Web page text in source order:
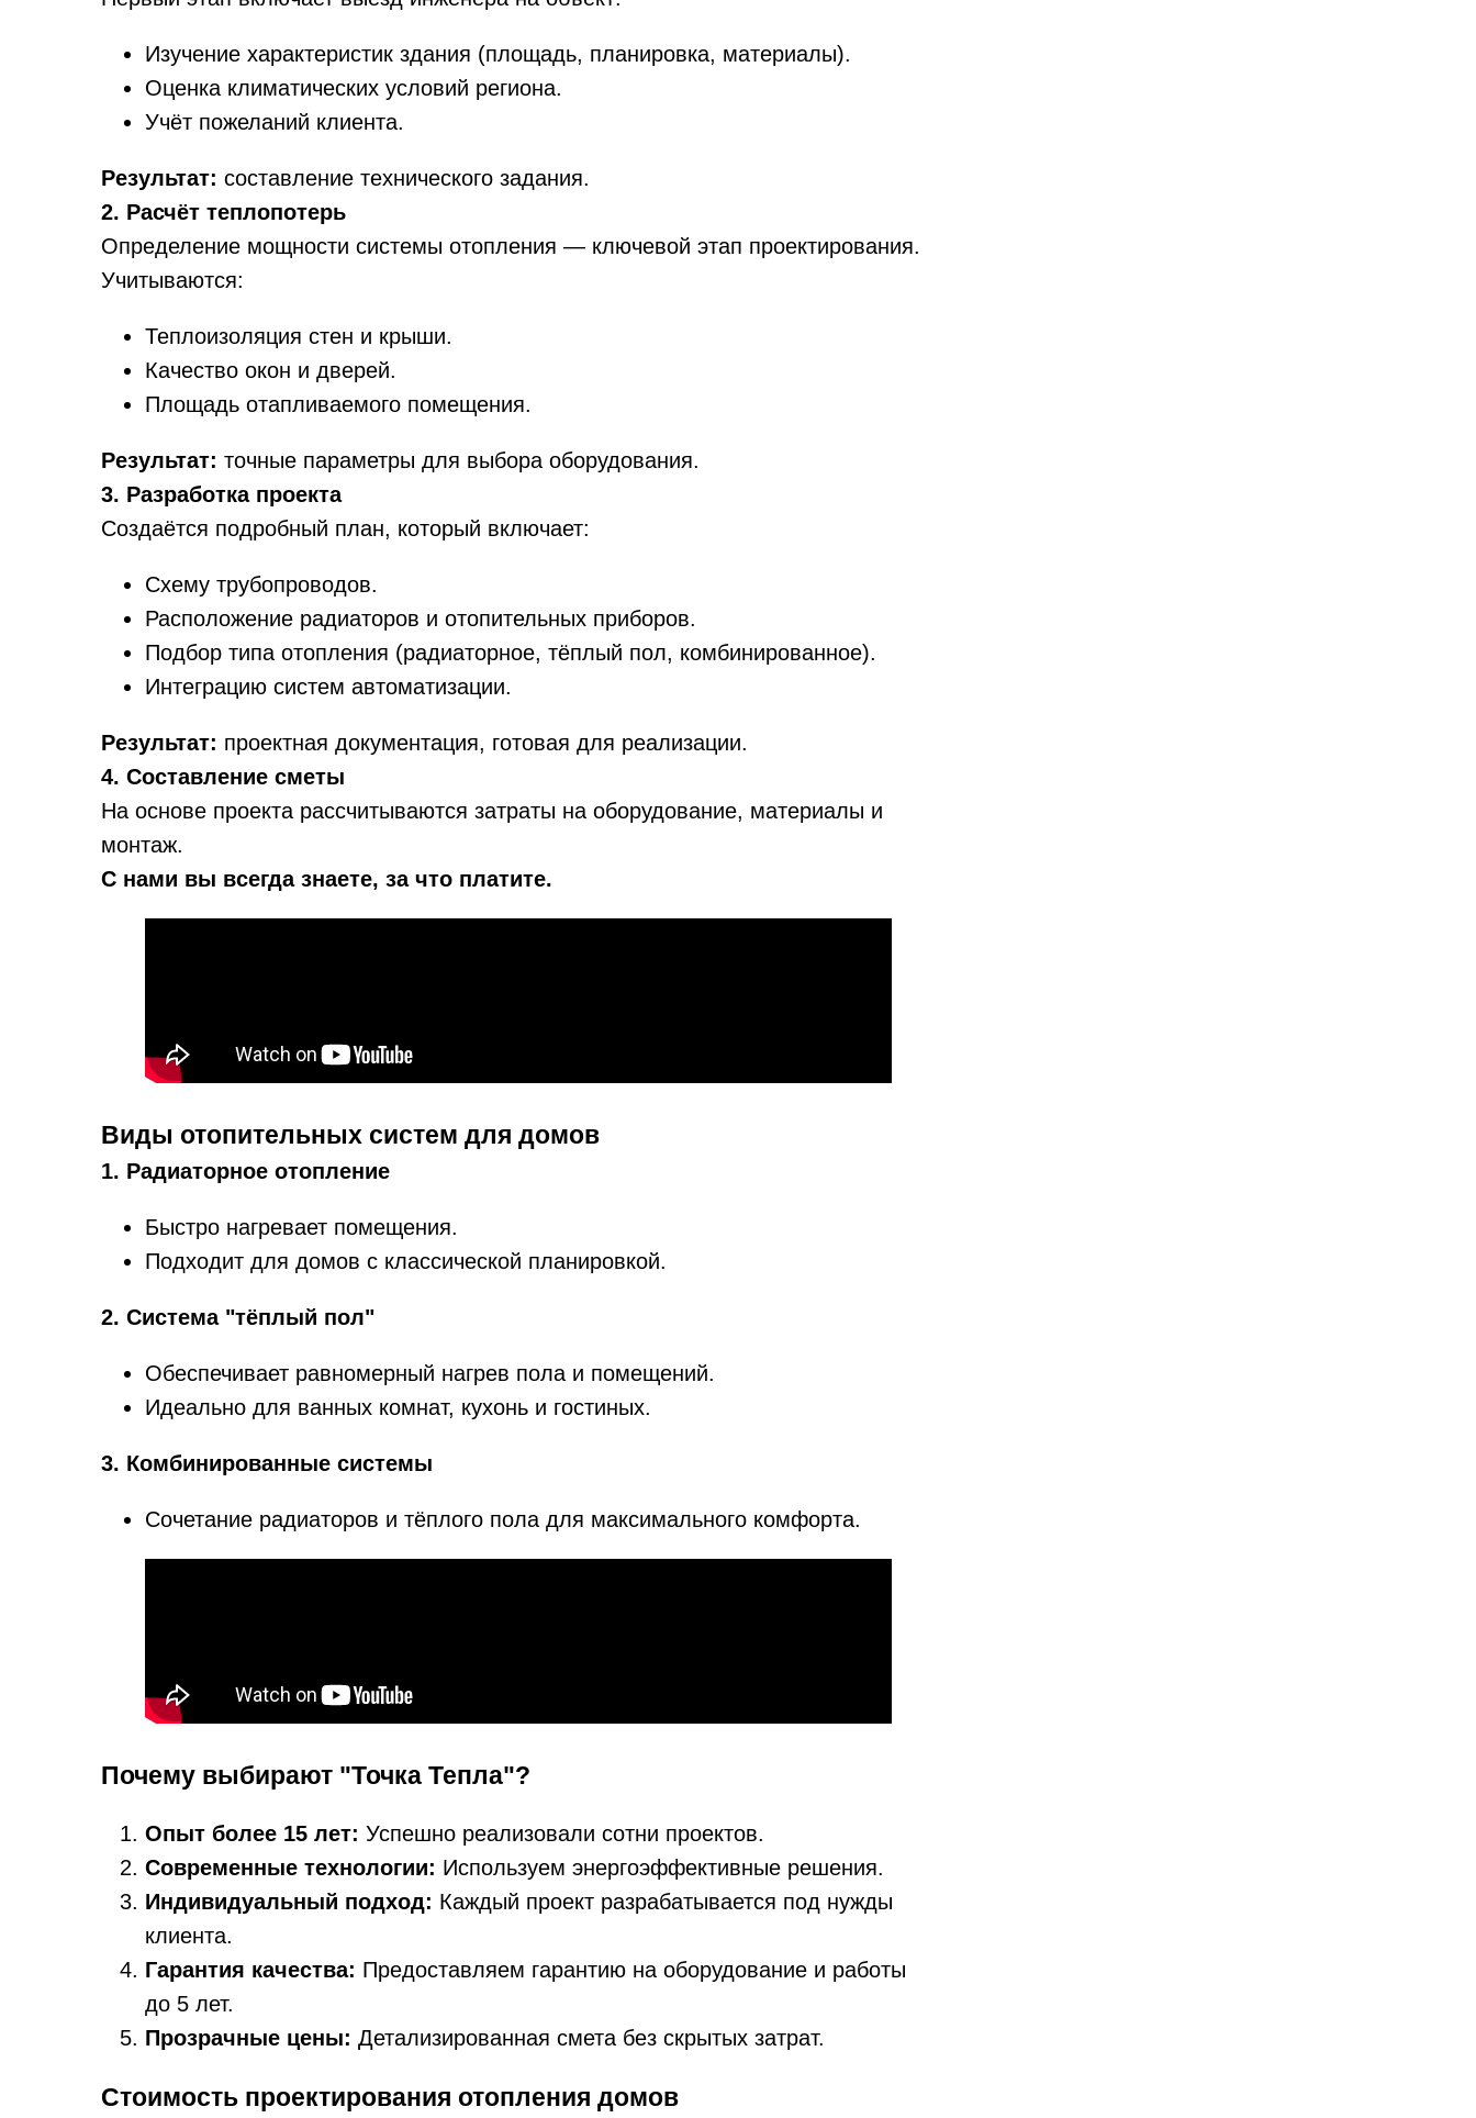
Изучение характеристик здания (площадь, планировка, материалы).
Оценка климатических условий региона.
Учёт пожеланий клиента.
Результат: составление технического задания.
2. Расчёт теплопотерь
Определение мощности системы отопления — ключевой этап проектирования.
Учитываются:
Теплоизоляция стен и крыши.
Качество окон и дверей.
Площадь отапливаемого помещения.
Результат: точные параметры для выбора оборудования.
3. Разработка проекта
Создаётся подробный план, который включает:
Схему трубопроводов.
Расположение радиаторов и отопительных приборов.
Подбор типа отопления (радиаторное, тёплый пол, комбинированное).
Интеграцию систем автоматизации.
Результат: проектная документация, готовая для реализации.
4. Составление сметы
На основе проекта рассчитываются затраты на оборудование, материалы и
монтаж.
С нами вы всегда знаете, за что платите.
Виды отопительных систем для домов
1. Радиаторное отопление
Быстро нагревает помещения.
Подходит для домов с классической планировкой.
2. Система "тёплый пол"
Обеспечивает равномерный нагрев пола и помещений.
Идеально для ванных комнат, кухонь и гостиных.
3. Комбинированные системы
Сочетание радиаторов и тёплого пола для максимального комфорта.
Почему выбирают "Точка Тепла"?
Опыт более 15 лет: Успешно реализовали сотни проектов.
Современные технологии: Используем энергоэффективные решения.
Индивидуальный подход: Каждый проект разрабатывается под нужды
клиента.
Гарантия качества: Предоставляем гарантию на оборудование и работы
до 5 лет.
Прозрачные цены: Детализированная смета без скрытых затрат.
Стоимость проектирования отопления домов